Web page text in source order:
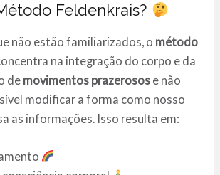
Feldenkrais?
não estão familiarizados, o método
na integração do corpo e da
de movimentos prazerosos e não
modificar a forma como nosso
as informações. Isso resulta em: